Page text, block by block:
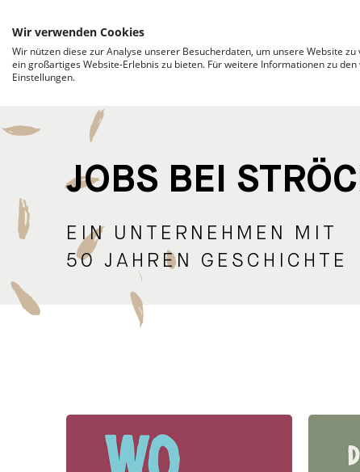
JOBS BEI
EIN UNTERNEHMEN MIT
50 JAHREN GESCHICHTE
Wir verwenden Cookies
Wir nützen diese zur Analyse unserer Besucherdaten, um unsere Website
ein großartiges Website-Erlebnis zu bieten. Für weitere Informationen zu
Einstellungen.